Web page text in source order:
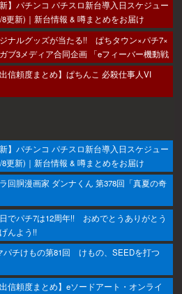
新】パチンコ パチスロ新台導入日スケジュー
8更新)｜新台情報 & 噂まとめをお届け
ナルグッズが当たる!! ぱちタウン×パチ7×
ブ3メディア合同企画 「eフィーバー機動戦
ダムSEED クライマックスをこのホールで
たい！」キャンペーン開催
出信頼度まとめ】ぱちんこ 必殺仕事人VI
新】パチンコ パチスロ新台導入日スケジュー
8更新)｜新台情報 & 噂まとめをお届け
回胴漫画家 ダンナくん 第378回「真夏の奇
でパチ7は12周年!! おめでとうありがとう
んよう!!
パチけもの第81回 けもの、SEEDを打つ
出信頼度まとめ】eソードアート・オンライ